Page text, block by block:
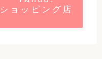
ショッピング店